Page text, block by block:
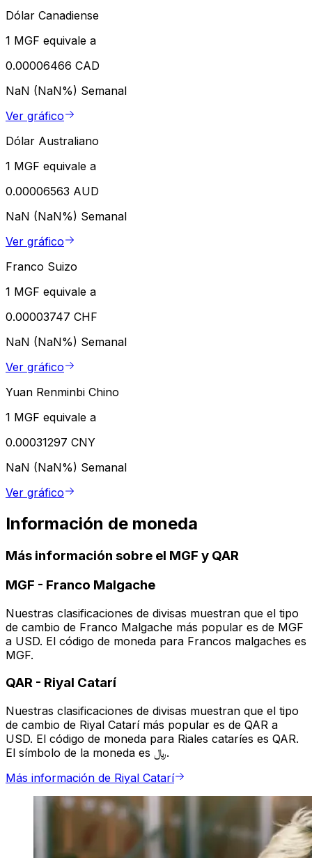
Dólar Canadiense
1 MGF equivale a
0.00006466 CAD
NaN (NaN%) Semanal
Ver gráfico
Dólar Australiano
1 MGF equivale a
0.00006563 AUD
NaN (NaN%) Semanal
Ver gráfico
Franco Suizo
1 MGF equivale a
0.00003747 CHF
NaN (NaN%) Semanal
Ver gráfico
Yuan Renminbi Chino
1 MGF equivale a
0.00031297 CNY
NaN (NaN%) Semanal
Ver gráfico
Información de moneda
Más información sobre el MGF y QAR
MGF - Franco Malgache
Nuestras clasificaciones de divisas muestran que el tipo
de cambio de Franco Malgache más popular es de MGF
a USD. El código de moneda para Francos malgaches es
MGF.
QAR - Riyal Catarí
Nuestras clasificaciones de divisas muestran que el tipo
de cambio de Riyal Catarí más popular es de QAR a
USD. El código de moneda para Riales cataríes es QAR.
El símbolo de la moneda es ﷼.
Más información de Riyal Catarí